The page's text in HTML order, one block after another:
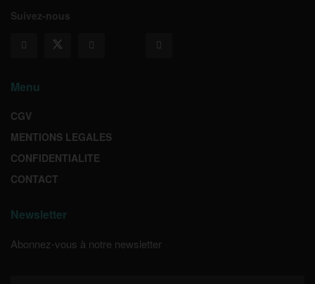
Suivez-nous
Menu
CGV
MENTIONS LEGALES
CONFIDENTIALITE
CONTACT
Newsletter
Abonnez-vous à notre newsletter